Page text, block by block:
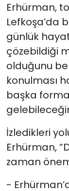
Erhürman,
Lefkoşa’da
günlük
çözebildiği
olduğunu
konulması
başka
İzledikleri
Erhürman,
zaman
-